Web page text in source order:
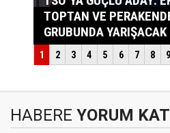
HABERE YORUM KAT